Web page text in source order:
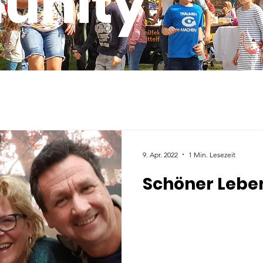
Schöner
9. Apr. 2022 1 Min. Lesezeit